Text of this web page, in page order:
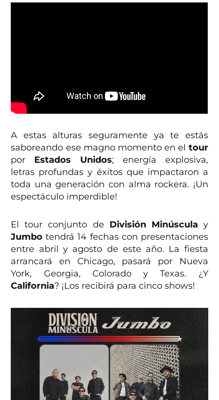
A estas alturas seguramente ya te estás
saboreando ese magno momento en el tour
por Estados Unidos; energía explosiva,
letras profundas y éxitos que impactaron a
toda una generación con alma rockera. ¡Un
espectáculo imperdible!
El tour conjunto de División Minúscula y
Jumbo tendrá 14 fechas con presentaciones
entre abril y agosto de este año. La fiesta
arrancará en Chicago, pasará por Nueva
York, Georgia, Colorado y Texas. ¿Y
California? ¡Los recibirá para cinco shows!